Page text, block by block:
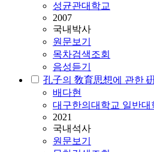
성균관대학교
2007
국내박사
원문보기
목차검색조회
음성듣기
孔子의 敎育思想에 관한
배다현
대구한의대학교 일반대
2021
국내석사
원문보기